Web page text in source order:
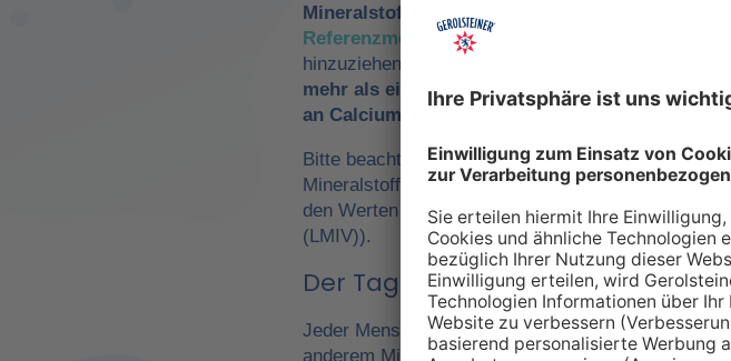
Mineralstoffzufuhrzu sich nehmen muss, kann
Referenzmengen für die tägliche Zufuhr von
hinzuziehen. So würde zum Beispiel
mehr als ein Drittel des empfohlenen
an Calcium und Magnesium
Bitte beachte, dass es sich bei den Angaben in der
Mineralstoffen um Referenzwertehandelt. Wir
den Werten der Europäischen Union (EU-
(LMIV)).
Der Tagesbedarf an Mineralien –
Jeder Mensch hat einen individuellen Bedarf an
anderem Mineralwasser, gedeckt werden kann.